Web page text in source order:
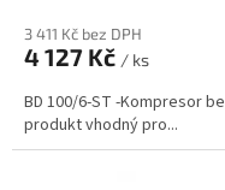
3 411 Kč bez DPH
4 127 Kč / ks
BD 100/6-ST -Kompresor
produkt vhodný pro...